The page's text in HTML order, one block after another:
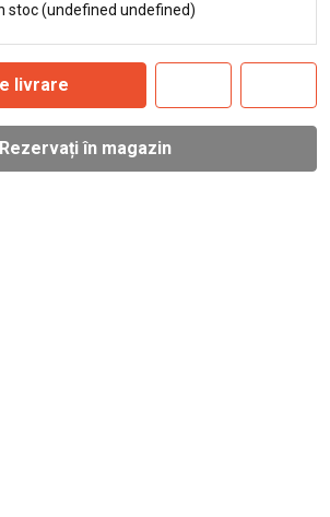
stoc (undefined undefined)
livrare
Rezervați în magazin